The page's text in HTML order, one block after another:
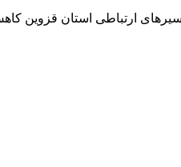
ارتباطی استان قزوین